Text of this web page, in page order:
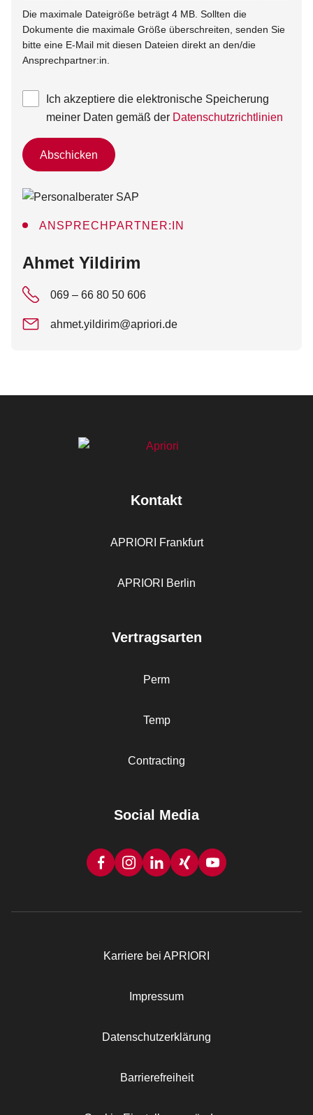
Die maximale Dateigröße beträgt 4 MB. Sollten die
Dokumente die maximale Größe überschreiten, senden Sie
bitte eine E-Mail mit diesen Dateien direkt an den/die
Ansprechpartner:in.
Ich akzeptiere die elektronische Speicherung
meiner Daten gemäß der Datenschutzrichtlinien
Abschicken
ANSPRECHPARTNER:IN
:
Ahmet Yildirim
069 – 66 80 50 606
ahmet.yildirim@apriori.de
Kontakt
APRIORI Frankfurt
APRIORI Berlin
Vertragsarten
Perm
Temp
Contracting
Social Media
Karriere bei APRIORI
Impressum
Datenschutzerklärung
Barrierefreiheit